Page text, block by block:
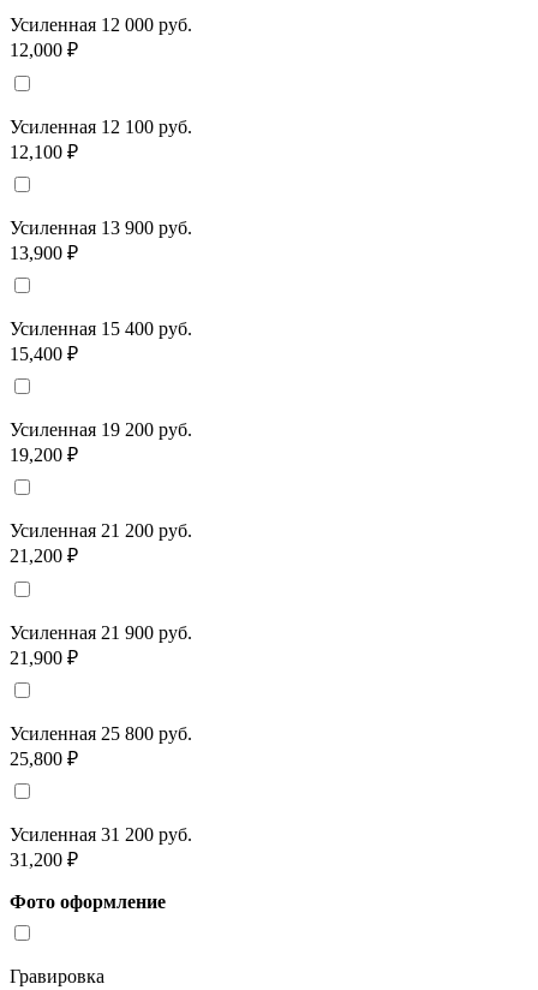
Усиленная 12 000 руб.
12,000 ₽
Усиленная 12 100 руб.
12,100 ₽
Усиленная 13 900 руб.
13,900 ₽
Усиленная 15 400 руб.
15,400 ₽
Усиленная 19 200 руб.
19,200 ₽
Усиленная 21 200 руб.
21,200 ₽
Усиленная 21 900 руб.
21,900 ₽
Усиленная 25 800 руб.
25,800 ₽
Усиленная 31 200 руб.
31,200 ₽
Фото оформление
Гравировка